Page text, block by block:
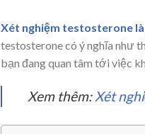
Xét nghiệm testosterone là
testosterone có ý nghĩa như
bạn đang quan tâm tới việc
Xem thêm:Xét